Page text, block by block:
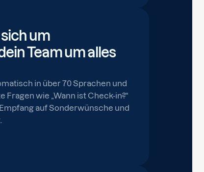
um
Team um alles
in über 70 Sprachen und
wie „Wann ist Check-in?“
auf Sonderwünsche und